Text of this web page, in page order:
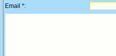
Email *: